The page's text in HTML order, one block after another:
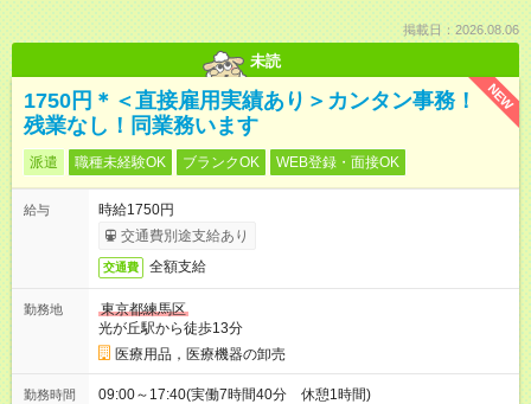
掲載日：2026.08.06
未読
NEW
1750円＊＜直接雇用実績あり＞カンタン事務！
残業なし！同業務います
派遣 職種未経験OK ブランクOK WEB登録・面接OK
給与
時給1750円
交通費別途支給あり
交通費 全額支給
勤務地
東京都練馬区
光が丘駅から徒歩13分
医療用品，医療機器の卸売
勤務時間 09:00～17:40(実働7時間40分 休憩1時間)